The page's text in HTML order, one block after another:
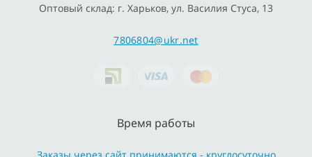
Оптовый склад: г. Харьков, ул. Василия Стуса, 13
7806804@ukr.net
Время работы